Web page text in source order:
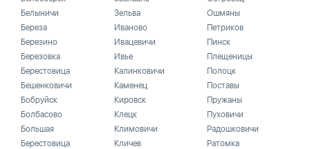
Белыничи
Береза
Березино
Березовка
Берестовица
Бешенковичи
Бобруйск
Болбасово
Большая
Берестовица
Зельва
Иваново
Ивацевичи
Ивье
Калинковичи
Каменец
Кировск
Клецк
Климовичи
Кличев
Ошмяны
Петриков
Пинск
Плещеницы
Полоцк
Поставы
Пружаны
Пуховичи
Радошковичи
Ратомка